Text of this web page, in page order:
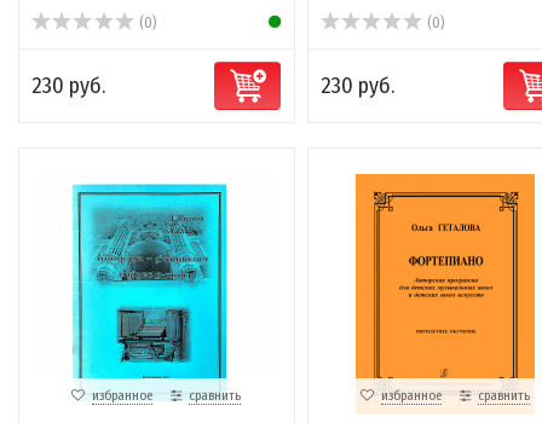
(0)
230 руб.
(0)
230 руб.
избранное сравнить избранное сравнить